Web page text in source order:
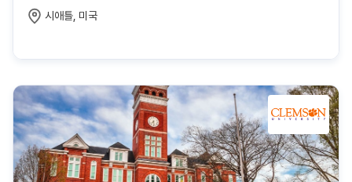
시애틀, 미국